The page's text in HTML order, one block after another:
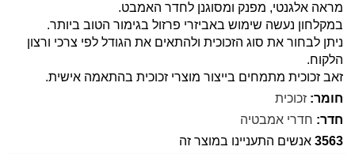
מראה אלגנטי, מפנק ומסוגנן לחדר האמבט.
במקלחון נעשה שימוש באביזרי פרזול בגימור הטוב ביותר.
ניתן לבחור את סוג הזכוכית ולהתאים את הגודל לפי צרכי ורצון
הלקוח.
זאב זכוכית מתמחים בייצור מוצרי זכוכית בהתאמה אישית.
חומר: זכוכית
חדר: חדרי אמבטיה
3563 אנשים התעניינו במוצר זה